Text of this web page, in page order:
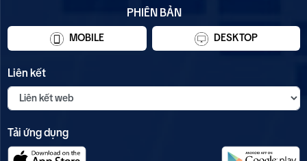
PHIÊN BẢN
MOBILE DESKTOP
Liên kết
Tải ứng dụng